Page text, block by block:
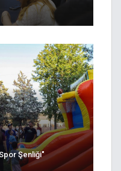
Şenliği"